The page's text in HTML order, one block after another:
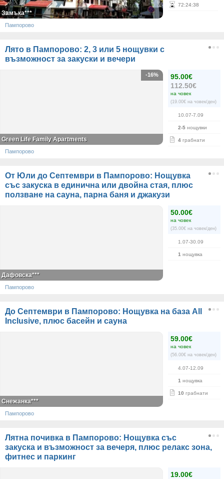
72:24:38
Замъка***
Пампорово
Лято в Пампорово: 2, 3 или 5 нощувки с
възможност за закуски и вечери
95.00€
112.50€
на човек
(19.00€ на човек/ден)
10.07-7.09
2-5 нощувки
4 грабнати
-16%
Green Life Family Apartments
Пампорово
От Юли до Септември в Пампорово: Нощувка
със закуска в единична или двойна стая, плюс
ползване на сауна, парна баня и джакузи
50.00€
на човек
(35.00€ на човек/ден)
1.07-30.09
1 нощувка
Дафовска***
Пампорово
До Септември в Пампорово: Нощувка на база All
Inclusive, плюс басейн и сауна
59.00€
на човек
(56.00€ на човек/ден)
4.07-12.09
1 нощувка
10 грабнати
Снежанка***
Пампорово
Лятна почивка в Пампорово: Нощувка със
закуска и възможност за вечеря, плюс релакс зона,
фитнес и паркинг
19.00€